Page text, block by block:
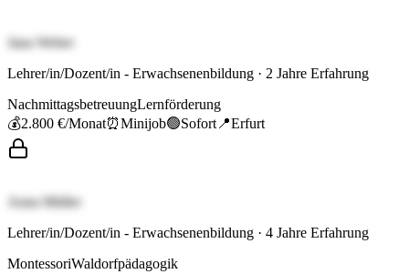
Jana Weber
Lehrer/in/Dozent/in - Erwachsenenbildung · 2 Jahre Erfahrung
NachmittagsbetreuungLernförderung
💰2.800 €/Monat⏰Minijob🟢Sofort 📍Erfurt
Anna Müller
Lehrer/in/Dozent/in - Erwachsenenbildung · 4 Jahre Erfahrung
MontessoriWaldorfpädagogik